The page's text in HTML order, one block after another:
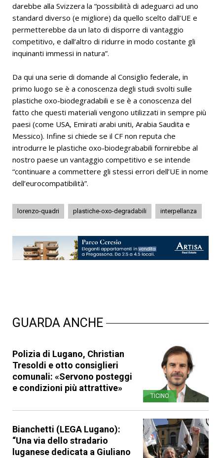
darebbe alla Svizzera la “possibilità di adeguarci ad uno
standard diverso (e migliore) da quello scelto dall’UE e
permetterebbe da un lato di disporre di vantaggio
competitivo, e dall’altro di ridurre in modo costante gli
inquinanti immessi in natura”.
Da qui una serie di domande al Consiglio federale, in
primo luogo se è a conoscenza degli studi svolti sulle
plastiche oxo-biodegradabili e se è a conoscenza del
fatto che questi materiali vengono utilizzati in sempre più
paesi (come USA, Emirati arabi uniti, Arabia Saudita e
Messico). Infine si chiede se il CF non reputa che
introdurre le plastiche oxo-biodegrababili fornirebbe al
nostro paese un vantaggio competitivo e se intende
“continuare a commettere gli stessi errori dell’UE in nome
dell’eurocompatibilità”.
lorenzo-quadri plastiche-oxo-degradabili interpellanza
GUARDA ANCHE
Polizia di Lugano, Christian
Tresoldi e otto consiglieri
comunali: «Servono posteggi
e condizioni più attrattive»
TICINO
Bianchetti (LEGA Lugano):
“Una via dello stradario
luganese dedicata a Giuliano